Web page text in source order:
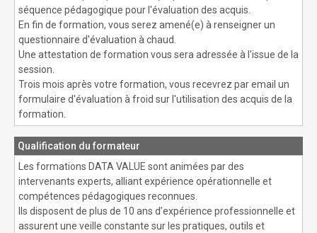
séquence pédagogique pour l'évaluation des acquis.
En fin de formation, vous serez amené(e) à renseigner un
questionnaire d'évaluation à chaud.
Une attestation de formation vous sera adressée à l'issue de la
session.
Trois mois après votre formation, vous recevrez par email un
formulaire d'évaluation à froid sur l'utilisation des acquis de la
formation.
Qualification du formateur
Les formations DATA VALUE sont animées par des
intervenants experts, alliant expérience opérationnelle et
compétences pédagogiques reconnues.
Ils disposent de plus de 10 ans d’expérience professionnelle et
assurent une veille constante sur les pratiques, outils et